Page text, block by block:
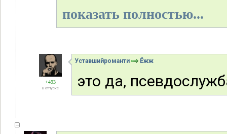
показать полностью...
+493
В отпуске
Уставшийроманти Ёжж
это да,